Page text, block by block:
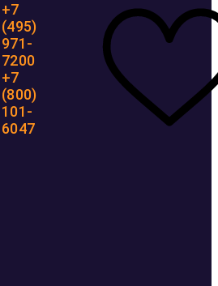
+7
(495)
971-
7200
+7
(800)
101-
6047